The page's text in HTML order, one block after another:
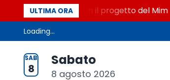
ULTIMA ORA
STEM a Lerici con il progetto del Mim
Loading...
SAB
8
Sabato
8 agosto 2026